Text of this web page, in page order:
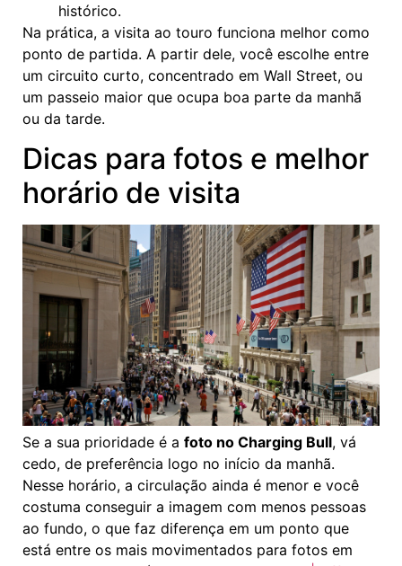
histórico.
Na prática, a visita ao touro funciona melhor como
ponto de partida. A partir dele, você escolhe entre
um circuito curto, concentrado em Wall Street, ou
um passeio maior que ocupa boa parte da manhã
ou da tarde.
Dicas para fotos e melhor
horário de visita
Se a sua prioridade é a foto no Charging Bull, vá
cedo, de preferência logo no início da manhã.
Nesse horário, a circulação ainda é menor e você
costuma conseguir a imagem com menos pessoas
ao fundo, o que faz diferença em um ponto que
está entre os mais movimentados para fotos em